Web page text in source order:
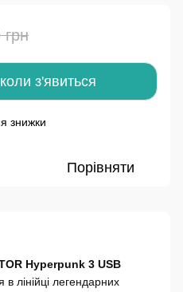
з'явиться
знижки
Порівняти
Hyperpunk 3 USB
лінійці легендарних